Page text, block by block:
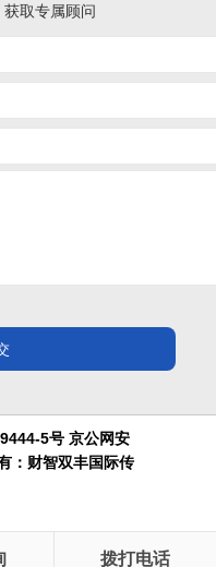
取专属顾问
拨打电话
5号 京公网安
：财智双丰国际传